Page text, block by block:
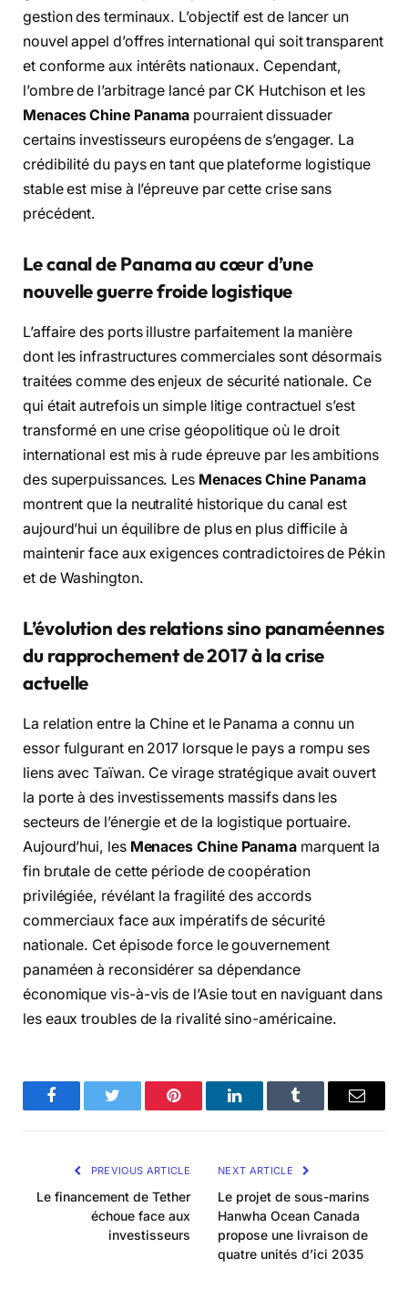
gestion des terminaux. L’objectif est de lancer un
nouvel appel d’offres international qui soit transparent
et conforme aux intérêts nationaux. Cependant,
l’ombre de l’arbitrage lancé par CK Hutchison et les
Menaces Chine Panama pourraient dissuader
certains investisseurs européens de s’engager. La
crédibilité du pays en tant que plateforme logistique
stable est mise à l’épreuve par cette crise sans
précédent.
Le canal de Panama au cœur d’une
nouvelle guerre froide logistique
L’affaire des ports illustre parfaitement la manière
dont les infrastructures commerciales sont désormais
traitées comme des enjeux de sécurité nationale. Ce
qui était autrefois un simple litige contractuel s’est
transformé en une crise géopolitique où le droit
international est mis à rude épreuve par les ambitions
des superpuissances. Les Menaces Chine Panama
montrent que la neutralité historique du canal est
aujourd’hui un équilibre de plus en plus difficile à
maintenir face aux exigences contradictoires de Pékin
et de Washington.
L’évolution des relations sino panaméennes
du rapprochement de 2017 à la crise
actuelle
La relation entre la Chine et le Panama a connu un
essor fulgurant en 2017 lorsque le pays a rompu ses
liens avec Taïwan. Ce virage stratégique avait ouvert
la porte à des investissements massifs dans les
secteurs de l’énergie et de la logistique portuaire.
Aujourd’hui, les Menaces Chine Panama marquent la
fin brutale de cette période de coopération
privilégiée, révélant la fragilité des accords
commerciaux face aux impératifs de sécurité
nationale. Cet épisode force le gouvernement
panaméen à reconsidérer sa dépendance
économique vis-à-vis de l’Asie tout en naviguant dans
les eaux troubles de la rivalité sino-américaine.
FacebookTwitter Pinterest LinkedInTumblr Email
PREVIOUS ARTICLE
Le financement de Tether
échoue face aux
investisseurs
NEXT ARTICLE
Le projet de sous-marins
Hanwha Ocean Canada
propose une livraison de
quatre unités d’ici 2035